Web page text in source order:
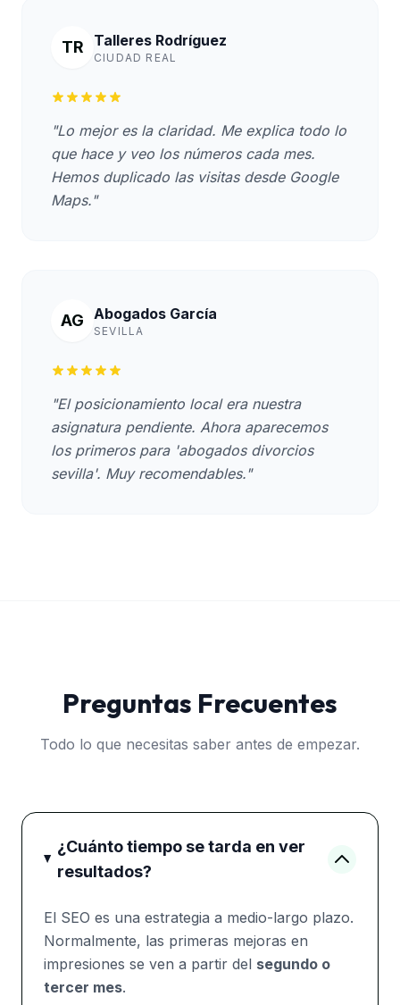
TR Talleres Rodríguez
CIUDAD REAL
"Lo mejor es la claridad. Me explica todo lo
que hace y veo los números cada mes.
Hemos duplicado las visitas desde Google
Maps."
AG Abogados García
SEVILLA
"El posicionamiento local era nuestra
asignatura pendiente. Ahora aparecemos
los primeros para 'abogados divorcios
sevilla'. Muy recomendables."
Preguntas Frecuentes
Todo lo que necesitas saber antes de empezar.
¿Cuánto tiempo se tarda en ver
resultados?
El SEO es una estrategia a medio-largo plazo.
Normalmente, las primeras mejoras en
impresiones se ven a partir del segundo o
tercer mes.